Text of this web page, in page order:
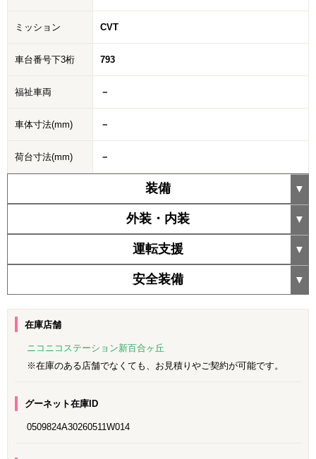
ミッション CVT
車台番号下3桁 793
福祉車両 －
車体寸法(mm) －
荷台寸法(mm) －
装備
外装・内装
運転支援
安全装備
在庫店舗
ニコニコステーション新百合ヶ丘
※在庫のある店舗でなくても、お見積りやご契約が可能です。
グーネット在庫ID
0509824A30260511W014